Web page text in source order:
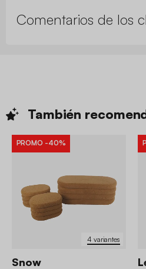
Comentarios de los
También
4 variantes
PROMO -40%
Snow